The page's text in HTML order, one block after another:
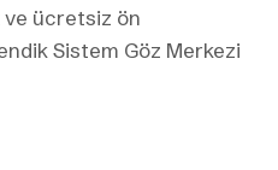
ve ücretsiz ön
Sistem Göz Merkezi